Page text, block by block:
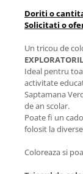
Doriti o
Solicitati o
Un tricou de
Ideal pentru
activitate
Saptamana
de an scolar.
Poate fi un
folosit la
Coloreaza si